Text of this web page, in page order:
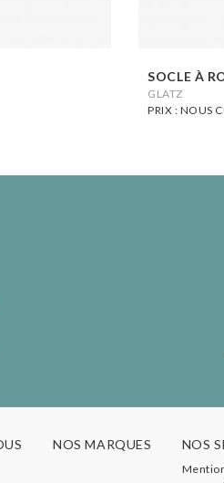
SOCLE À
GLATZ
PRIX : NOUS
NOS MARQUES NOS